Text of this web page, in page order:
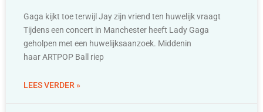
Gaga kijkt toe terwijl Jay zijn vriend ten huwelijk vraagt
Tijdens een concert in Manchester heeft Lady Gaga
geholpen met een huwelijksaanzoek. Middenin
haar ARTPOP Ball riep
LEES VERDER »